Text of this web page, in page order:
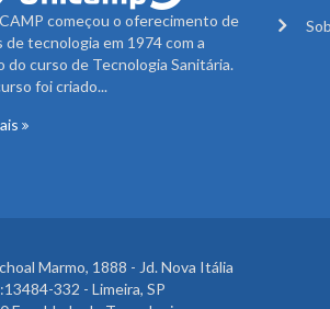
começou o oferecimento de
de tecnologia em 1974 com a
do curso de Tecnologia Sanitária.
foi criado...
Marmo, 1888 - Jd. Nova Itália
332 - Limeira, SP